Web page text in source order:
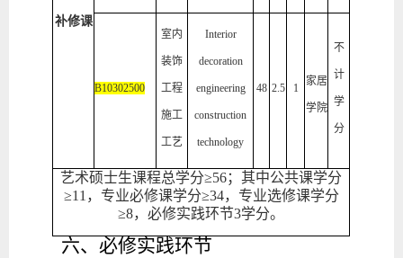
补修课
B10302500
室内
装饰
工程
施工
工艺
Interior
decoration
engineering
construction
technology
48 2.5 1
家居
学院
不
计
学
分
艺术硕士生课程总学分≥56；其中公共课学分
≥11 ，专业必修课学分≥34，专业选修课学分
≥8，必修实践环节3学分。
六、必修实践环节